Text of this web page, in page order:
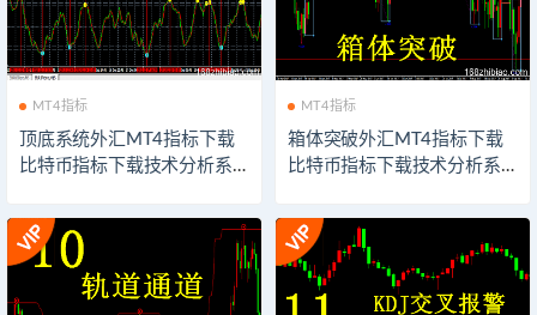
MT4指标
顶底系统外汇MT4指标下载
比特币指标下载技术分析系
指示器下载
MT4指标
箱体突破外汇MT4指标下载
比特币指标下载技术分析系
指示器下载